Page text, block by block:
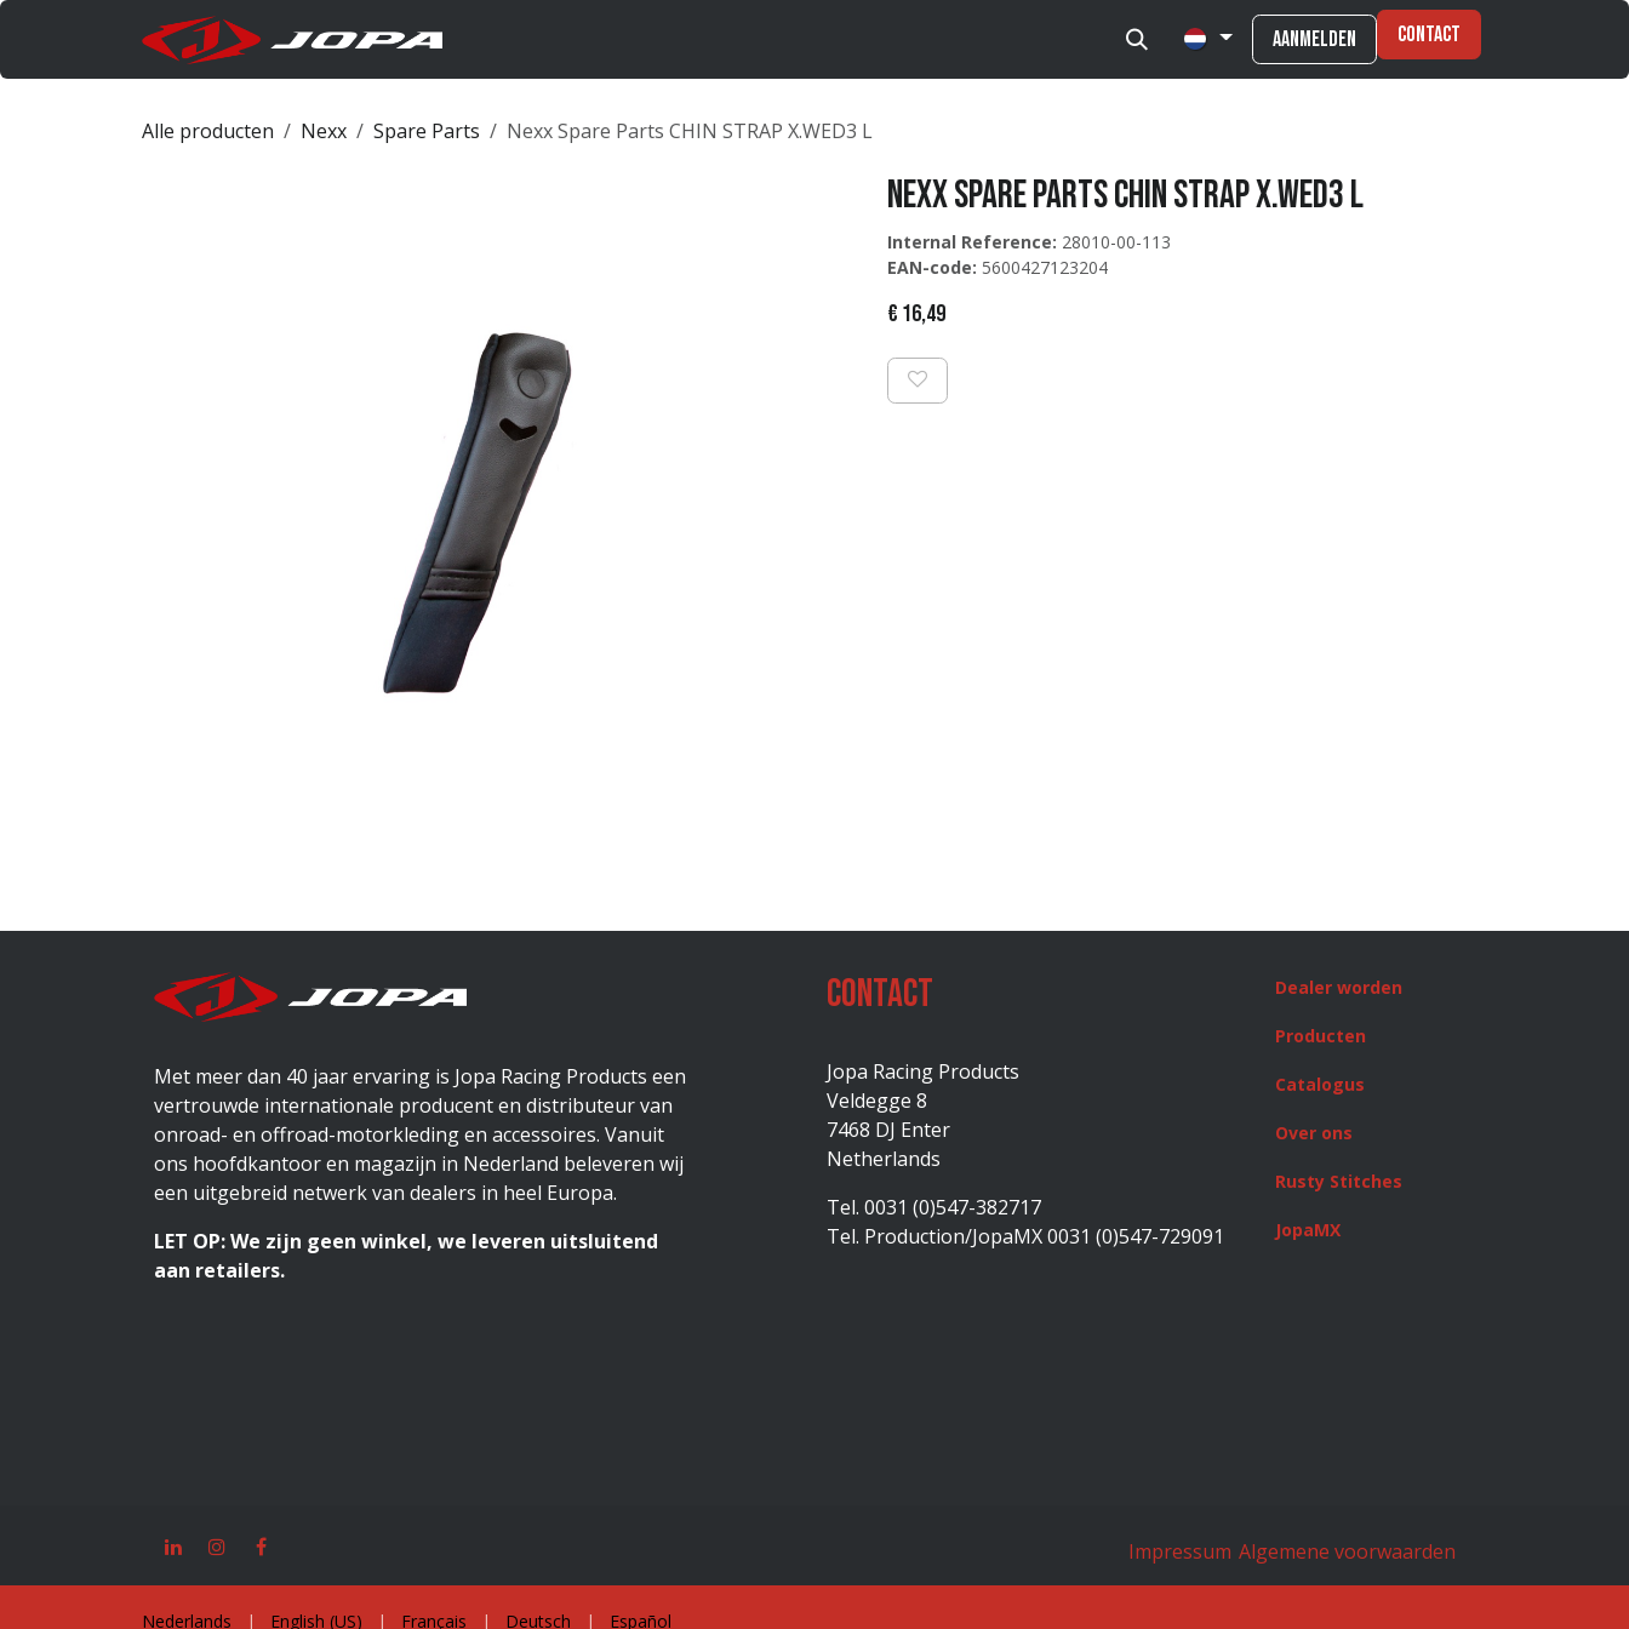
Overslaan naar inhoud
Aanmelden Contact
Alle producten Nexx Spare Parts Nexx Spare Parts CHIN STRAP X.WED3 L
Nexx Spare Parts CHIN STRAP X.WED3 L
Internal Reference: 28010-00-113
EAN-code: 5600427123204
€ 16,49
Met meer dan 40 jaar ervaring is Jopa Racing Products een
vertrouwde internationale producent en distributeur van
onroad- en offroad-motorkleding en accessoires. Vanuit
ons hoofdkantoor en magazijn in Nederland beleveren wij
een uitgebreid netwerk van dealers in heel Europa.
LET OP: We zijn geen winkel, we leveren uitsluitend
aan retailers.
Contact
Jopa Racing Products
Veldegge 8
7468 DJ Enter
Netherlands
Tel. 0031 (0)547-382717
Tel. Production/JopaMX 0031 (0)547-729091
Dealer worden
Producten
Catalogus
Over ons
Rusty Stitches
JopaMX
Algemene voorwaarden
Impressum
Nederlands | English (US) | Français | Deutsch | Español